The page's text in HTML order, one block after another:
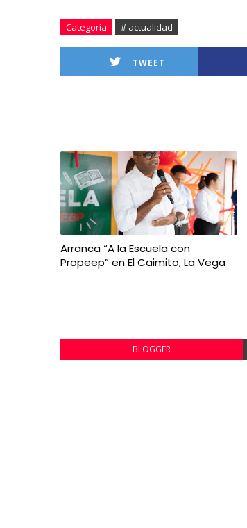
Categoría # actualidad
TWEET
Arranca “A la Escuela con
Propeep” en El Caimito, La Vega
BLOGGER